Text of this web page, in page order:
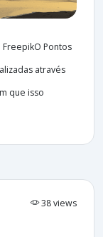
Pontos
através
que isso
38 views